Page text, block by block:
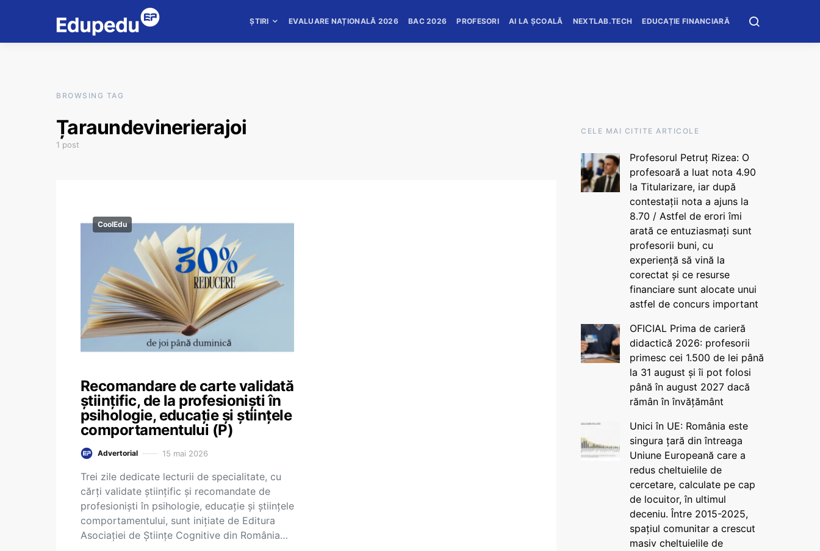
ȘTIRI EVALUARE NAȚIONALĂ 2026 BAC 2026 PROFESORI AI LA ȘCOALĂ NEXTLAB.TECH EDUCAȚIE FINANCIARĂ
BROWSING TAG
Țaraundevinerierajoi
1 post
CoolEdu
Recomandare de carte validată
științific, de la profesioniști în
psihologie, educație și științele
comportamentului (P)
Advertorial 15 mai 2026
Trei zile dedicate lecturii de specialitate, cu
cărți validate științific și recomandate de
profesioniști în psihologie, educație și științele
comportamentului, sunt inițiate de Editura
Asociației de Științe Cognitive din România…
CELE MAI CITITE ARTICOLE
Profesorul Petruț Rizea: O
profesoară a luat nota 4.90
la Titularizare, iar după
contestații nota a ajuns la
8.70 / Astfel de erori îmi
arată ce entuziasmați sunt
profesorii buni, cu
experiență să vină la
corectat și ce resurse
financiare sunt alocate unui
astfel de concurs important
OFICIAL Prima de carieră
didactică 2026: profesorii
primesc cei 1.500 de lei până
la 31 august și îi pot folosi
până în august 2027 dacă
rămân în învățământ
Unici în UE: România este
singura țară din întreaga
Uniune Europeană care a
redus cheltuielile de
cercetare, calculate pe cap
de locuitor, în ultimul
deceniu. Între 2015-2025,
spațiul comunitar a crescut
masiv cheltuielile de